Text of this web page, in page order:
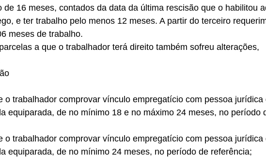
de 16 meses, contados da data da última rescisão que o habilitou
e ter trabalho pelo menos 12 meses. A partir do terceiro
meses de trabalho.
a que o trabalhador terá direito também sofreu alterações,
o trabalhador comprovar vínculo empregatício com pessoa jurídica
equiparada, de no mínimo 18 e no máximo 24 meses, no período
o trabalhador comprovar vínculo empregatício com pessoa jurídica
equiparada, de no mínimo 24 meses, no período de referência;